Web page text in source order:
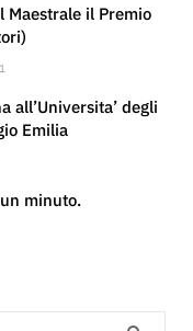
Maestrale il Premio
all’Universita’ degli
Emilia
minuto.